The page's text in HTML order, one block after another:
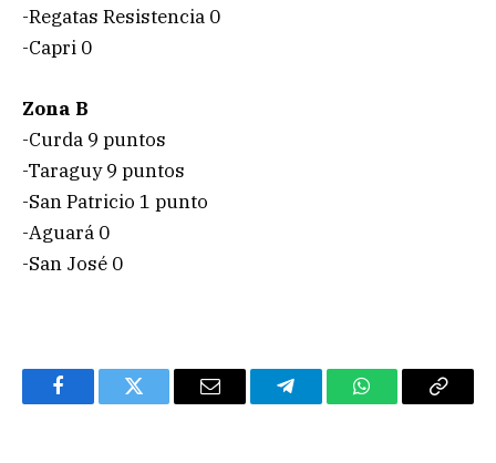
-Regatas Resistencia 0
-Capri 0
Zona B
-Curda 9 puntos
-Taraguy 9 puntos
-San Patricio 1 punto
-Aguará 0
-San José 0
FacebookTwitter Email TelegramWhatsAppCopy